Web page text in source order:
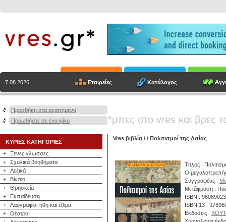
7.08.2026 Εταιρείες Κατάλογος
Προσθήκη στα αγαπημένα
Προωθήστε σε ένα φίλο
*μπες στο vres και βρες
ΚΥΡΙΕΣ ΚΑΤΗΓΟΡΙΕΣ
+
Ξένες γλώσσες
+
Σχολικά βοηθήματα
+
Λεξικά
+
Βίντεο
+
Θρησκεία
+
Εκπαίδευση
+
Λαογραφία, ήθη και έθιμα
+
Θέατρο
Vres βιβλία / / Πολιτισμοί της Ασίας
Τίτλος :
Ο μεγαλοπρεπής
Συγγραφέας :
Μετάφραση :
ISBN :
ISBN 13 :
Εκδόσεις :